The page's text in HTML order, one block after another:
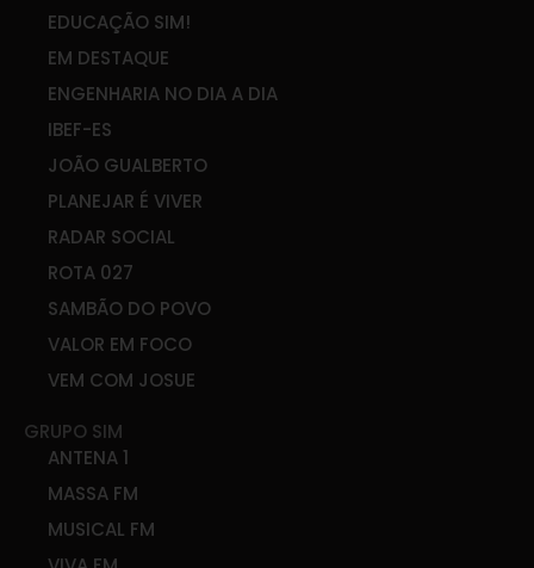
EDUCAÇÃO SIM!
EM DESTAQUE
ENGENHARIA NO DIA A DIA
IBEF-ES
JOÃO GUALBERTO
PLANEJAR É VIVER
RADAR SOCIAL
ROTA 027
SAMBÃO DO POVO
VALOR EM FOCO
VEM COM JOSUE
GRUPO SIM
ANTENA 1
MASSA FM
MUSICAL FM